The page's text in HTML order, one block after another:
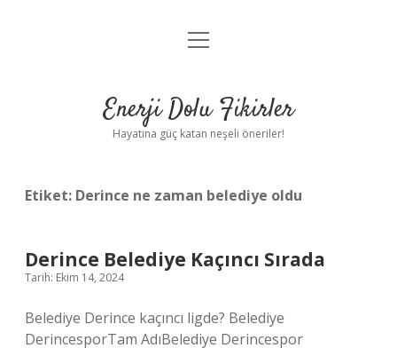
Anasayfa
Yasal Uyarı
menüyü
Enerji Dolu Fikirler
Hayatına güç katan neşeli öneriler!
Etiket: Derince ne zaman belediye oldu
Derince Belediye Kaçıncı Sırada
Tarih: Ekim 14, 2024
Belediye Derince kaçıncı ligde? Belediye
DerincesporTam AdıBelediye Derincespor